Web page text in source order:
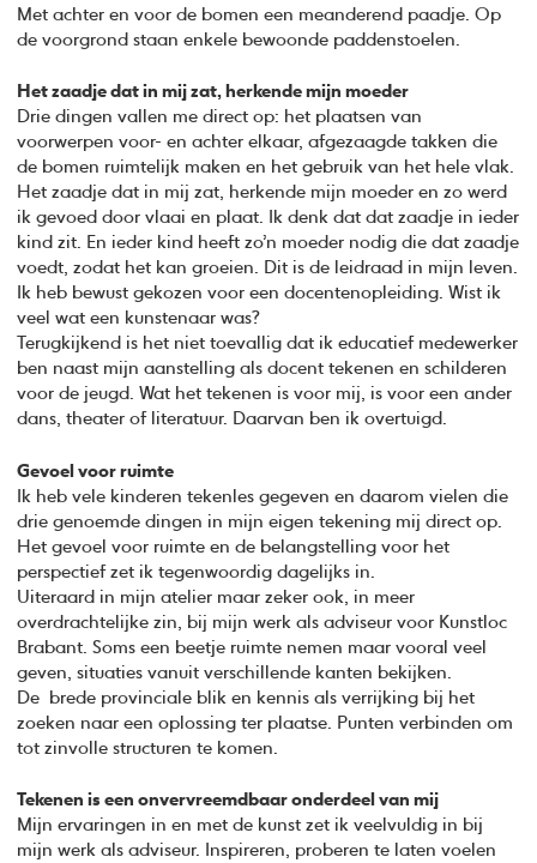
Met achter en voor de bomen een meanderend paadje. Op
de voorgrond staan enkele bewoonde paddenstoelen.
Het zaadje dat in mij zat, herkende mijn moeder
Drie dingen vallen me direct op: het plaatsen van
voorwerpen voor- en achter elkaar, afgezaagde takken die
de bomen ruimtelijk maken en het gebruik van het hele vlak.
Het zaadje dat in mij zat, herkende mijn moeder en zo werd
ik gevoed door vlaai en plaat. Ik denk dat dat zaadje in ieder
kind zit. En ieder kind heeft zo’n moeder nodig die dat zaadje
voedt, zodat het kan groeien. Dit is de leidraad in mijn leven.
Ik heb bewust gekozen voor een docentenopleiding. Wist ik
veel wat een kunstenaar was?
Terugkijkend is het niet toevallig dat ik educatief medewerker
ben naast mijn aanstelling als docent tekenen en schilderen
voor de jeugd. Wat het tekenen is voor mij, is voor een ander
dans, theater of literatuur. Daarvan ben ik overtuigd.
Gevoel voor ruimte
Ik heb vele kinderen tekenles gegeven en daarom vielen die
drie genoemde dingen in mijn eigen tekening mij direct op.
Het gevoel voor ruimte en de belangstelling voor het
perspectief zet ik tegenwoordig dagelijks in.
Uiteraard in mijn atelier maar zeker ook, in meer
overdrachtelijke zin, bij mijn werk als adviseur voor Kunstloc
Brabant. Soms een beetje ruimte nemen maar vooral veel
geven, situaties vanuit verschillende kanten bekijken.
De brede provinciale blik en kennis als verrijking bij het
zoeken naar een oplossing ter plaatse. Punten verbinden om
tot zinvolle structuren te komen.
Tekenen is een onvervreemdbaar onderdeel van mij
Mijn ervaringen in en met de kunst zet ik veelvuldig in bij
mijn werk als adviseur. Inspireren, proberen te laten voelen